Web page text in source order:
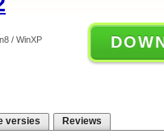
/ WinXP
versies Reviews